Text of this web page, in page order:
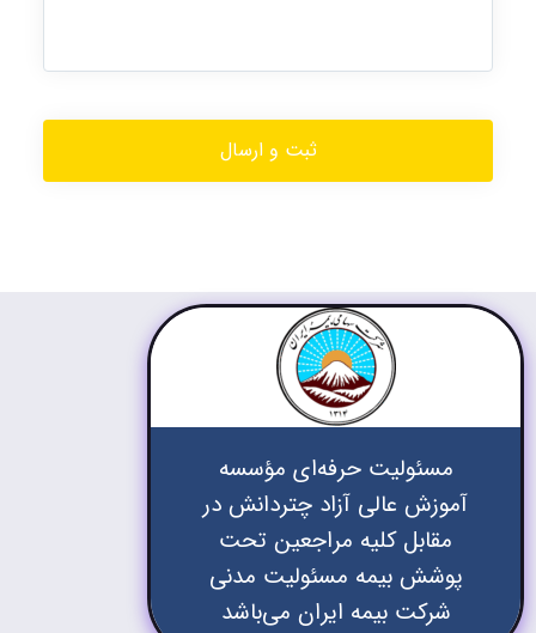
مسئولیت حرفه‌ای مؤسسه
آموزش عالی آزاد چتردانش در
مقابل کلیه مراجعین تحت
پوشش بیمه مسئولیت مدنی
شرکت بیمه ایران می‌باشد